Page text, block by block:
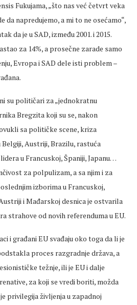
Fukujama, „što nas već četvrt veka
napredujemo, a mi to ne osećamo“,
da je u SAD, između 2001. i 2015.
za 14%, a prosečne zarade samo
Evropa i SAD dele isti problem –
su političari za „jednokratnu
Bregzita koji su se, nakon
sa političke scene, kriza
Austriji, Brazilu, rastuća
u Francuskoj, Španiji, Japanu…
za polpulizam, a sa njim i za
izborima u Francuskoj,
i Mađarskoj desnica je ostvarila
strahove od novih referenduma u EU.
i građani EU svađaju oko toga da li je
proces razgradnje država, a
težnje, ili je EU i dalje
za koji se vredi boriti, možda
privilegija življenja u zapadnoj